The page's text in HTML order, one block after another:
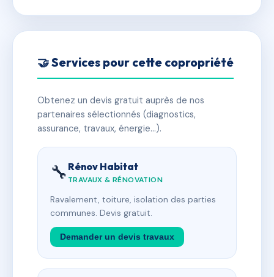
🤝 Services pour cette copropriété
Obtenez un devis gratuit auprès de nos
partenaires sélectionnés (diagnostics,
assurance, travaux, énergie…).
🔧 Rénov Habitat
TRAVAUX & RÉNOVATION
Ravalement, toiture, isolation des parties
communes. Devis gratuit.
Demander un devis travaux